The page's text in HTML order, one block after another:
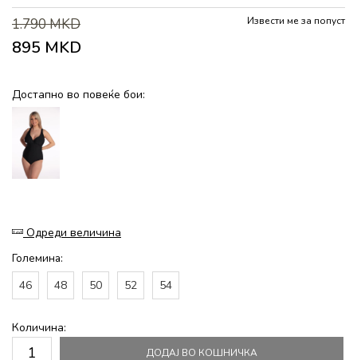
1.790MKD
895 MKD
Извести ме за попуст
Достапно во повеќе бои:
Одреди величина
Големина:
46
48 50 52 54
Количина:
ДОДАЈ ВО КОШНИЧКА